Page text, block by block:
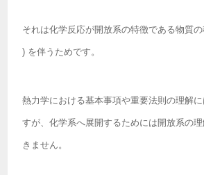
それは化学反応が開放系の特徴である物質
) を伴うためです。
熱力学における基本事項や重要法則の理解
すが、化学系へ展開するためには開放系の
きません。